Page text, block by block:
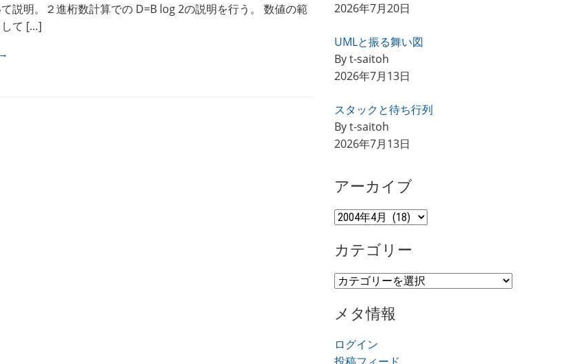
説明。２進桁数計算での D=B log 2の説明を行う。 数値の範
して […]
2026年7月20日
UMLと振る舞い図
By t-saitoh
2026年7月13日
スタックと待ち行列
By t-saitoh
2026年7月13日
アーカイブ
ア
カ
ブ
カテゴリー
カ
ゴ
ー
メタ情報
ログイン